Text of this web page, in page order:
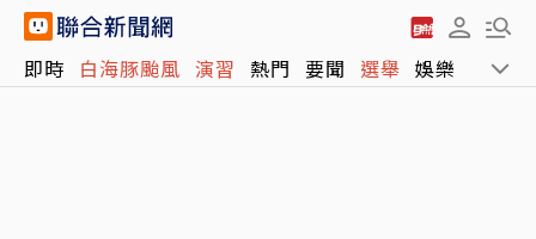
即時 白海豚颱風 演習 熱門 要聞 選舉 娛樂 運動